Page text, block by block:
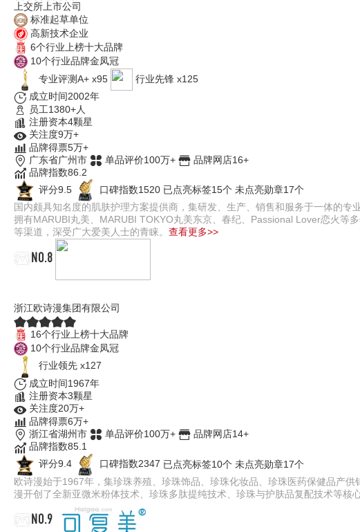
上交所上市公司
标准起草单位
高新技术企业
6个行业上榜十大品牌
10个行业品牌金凤冠
专业评测A+ x95
行业先锋 x125
成立时间2002年
员工1380+人
注册资本4颗星
关注度9万+
品牌得票5万+
广东省广州市
单品评价100万+
品牌网店16+
品牌指数86.2
评分9.5
口碑指数1520 已点亮标签15个 未点亮勋章17个
国内颇具知名度的肌肤护理方案提供商，集研发、生产、销售和服务于一体的
拥有MARUBI丸美、MARUBI TOKYO丸美东京、春纪、Passional Lover恋火等
等渠道，深受广大爱美人士的青睐。 查看更多>>
NO.8
浙江欧诗漫集团有限公司
16个行业上榜十大品牌
10个行业品牌金凤冠
行业领先 x127
成立时间1967年
注册资本3颗星
关注度20万+
品牌得票6万+
浙江省湖州市
单品评价100万+
品牌网店14+
品牌指数85.1
评分9.4
口碑指数2347 已点亮标签10个 未点亮勋章17个
欧诗漫始于1967年，集珍珠养殖、珍珠饰品、珍珠化妆品、珍珠医药保健品产
漫开创了全新亚微米粉体技术、珍珠多肽提纯技术、珍珠与护肤品复配技术等核
NO.9